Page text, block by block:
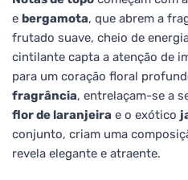
e bergamota, que abrem a
frutado suave, cheio de
cintilante capta a atenção de
para um coração floral
fragrância, entrelaçam-se a
flor de laranjeira e o exótico
conjunto, criam uma
revela elegante e atraente.